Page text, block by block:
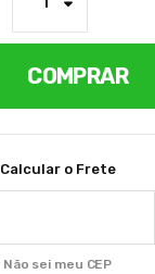
COMPRAR
Calcular o Frete
Não sei meu CEP